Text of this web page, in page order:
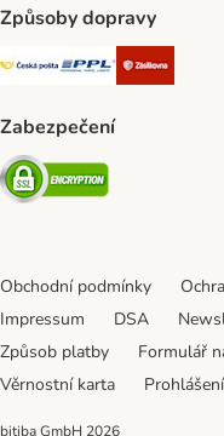
Způsoby dopravy
Česká pošta Shipping
PPL Shipping
Zabezpečení
Security
Obchodní podmínky
Impressum
DSA
Způsob platby
Formulář
Věrnostní karta
bitiba GmbH 2026